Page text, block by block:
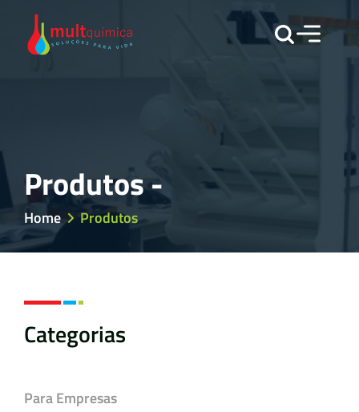
Produtos -
Home Produtos
Categorias
Para Empresas